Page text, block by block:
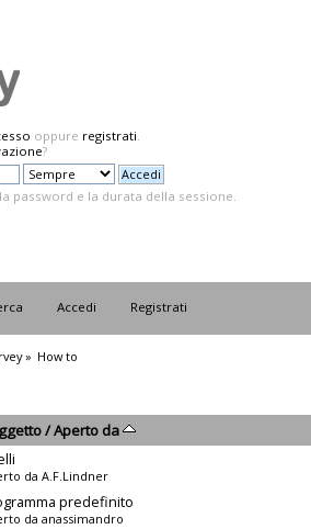
oppure registrati.
?
password e la durata della sessione.
Accedi Registrati
» How to
/Aperto da
da A.F.Lindner
predefinito
da anassimandro